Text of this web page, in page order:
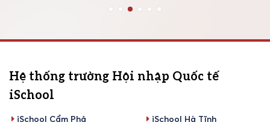
Hệ thống trường Hội nhập Quốc tế
iSchool
iSchool Cẩm Phả
iSchool Hà Tĩnh